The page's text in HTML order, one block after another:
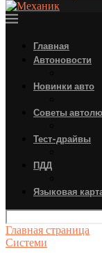
Главная
Автоновости
Новинки авто
Советы
Тест-драйвы
ПДД
Языковая
Главная страница
Системи